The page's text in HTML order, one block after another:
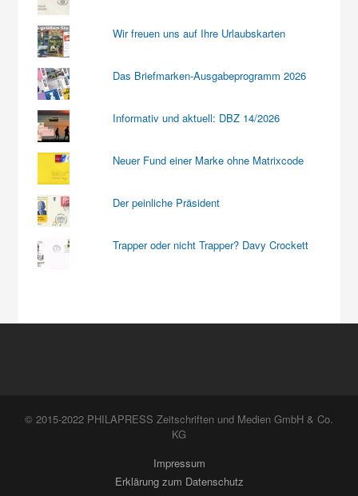
Wir freuen uns auf Ihre Urlaubskarten
Das Briefmarken-Ausgabeprogramm 2026
Informativ und aktuell: DBZ 14/2026
Neuer Fund einer Marke ohne Matrixcode
Der peinliche Präsident
Trapper oder nicht Trapper? Davy Crockett
© 2015-2022 PHILAPRESS Zeitschriften und Medien GmbH & Co.
KG
Impressum
Erklärung zum Datenschutz